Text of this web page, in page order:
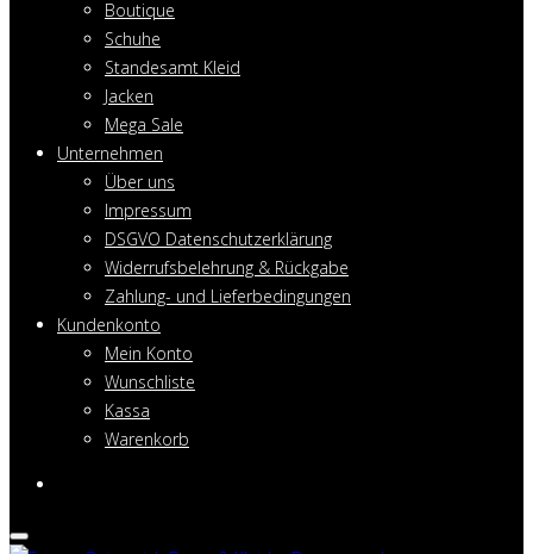
Boutique
Schuhe
Standesamt Kleid
Jacken
Mega Sale
Unternehmen
Über uns
Impressum
DSGVO Datenschutzerklärung
Widerrufsbelehrung & Rückgabe
Zahlung- und Lieferbedingungen
Kundenkonto
Mein Konto
Wunschliste
Kassa
Warenkorb